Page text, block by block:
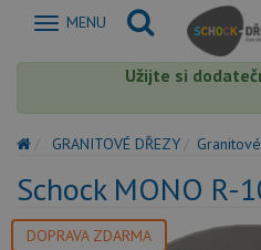
Zobrazit
MENU
Užijte si
GRANITOVÉ DŘEZY
Schock MONO R-
DOPRAVA ZDARMA